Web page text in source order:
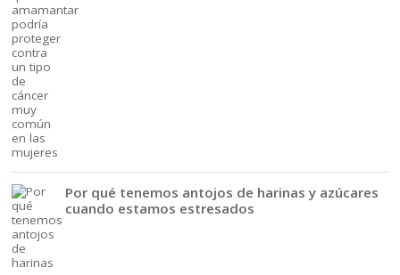
Por qué tenemos antojos de harinas y azúcares
cuando estamos estresados